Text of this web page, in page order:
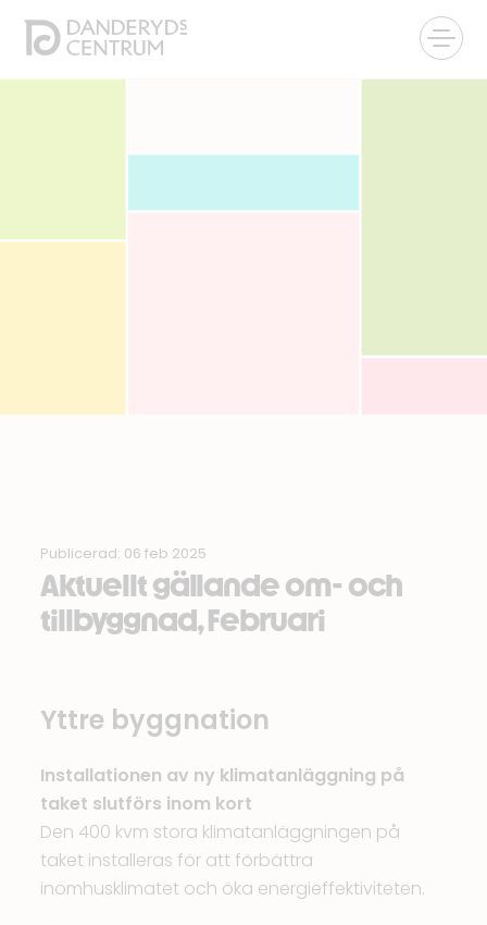
Publicerad: 06 feb 2025
Aktuellt gällande om- och
tillbyggnad, Februari
Yttre byggnation
Installationen av ny klimatanläggning på
taket slutförs inom kort
Den 400 kvm stora klimatanläggningen på
taket installeras för att förbättra
inomhusklimatet och öka energieffektiviteten.